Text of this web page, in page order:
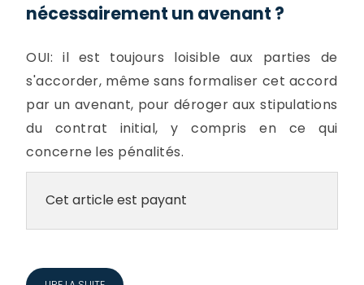
nécessairement un avenant ?
OUI: il est toujours loisible aux parties de
s'accorder, même sans formaliser cet accord
par un avenant, pour déroger aux stipulations
du contrat initial, y compris en ce qui
concerne les pénalités.
Cet article est payant